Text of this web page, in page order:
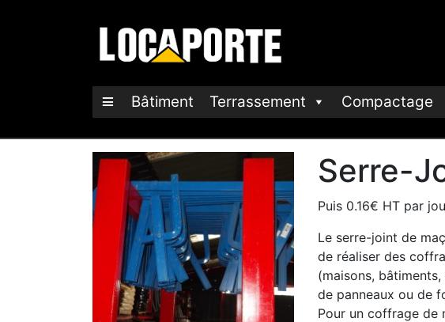
Bâtiment Terrassement Compactage
Serre-
Puis 0.16€ HT par
Le serre-joint de
de réaliser des
(maisons,
de panneaux ou de
Pour un coffrage de